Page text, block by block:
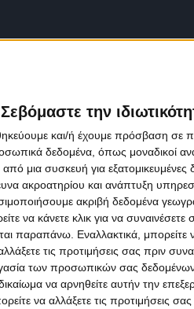
Σεβόμαστε την
και/ή έχουμε πρόσβαση
δεδομένα, όπως μοναδικοί
μια συσκευή για εξατομικευμένες
ακροατηρίου και ανάπτυξη
ακριβή δεδομένα
να κάνετε κλικ για να συναινέσετε
παραπάνω. Εναλλακτικά,
τις προτιμήσεις σας πριν
των προσωπικών σας δεδομένων
να αρνηθείτε αυτήν την
να αλλάξετε τις προτιμήσεις